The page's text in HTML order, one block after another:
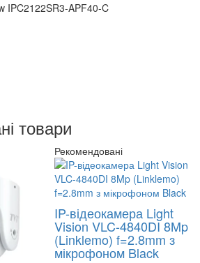
товари
Рекомендовані
IP-відеокамера Light
Vision VLC-4840DI 8Mp
(Linklemo) f=2.8mm з
мікрофоном Black